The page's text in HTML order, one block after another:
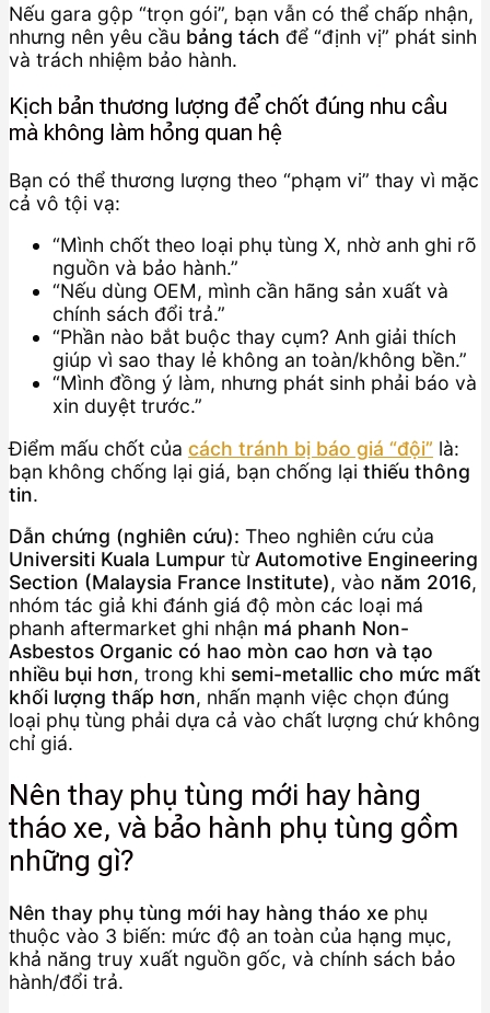
Nếu gara gộp “trọn gói”, bạn vẫn có thể chấp nhận,
nhưng nên yêu cầu bảng tách để “định vị” phát sinh
và trách nhiệm bảo hành.
Kịch bản thương lượng để chốt đúng nhu cầu
mà không làm hỏng quan hệ
Bạn có thể thương lượng theo “phạm vi” thay vì mặc
cả vô tội vạ:
“Mình chốt theo loại phụ tùng X, nhờ anh ghi rõ
nguồn và bảo hành.”
“Nếu dùng OEM, mình cần hãng sản xuất và
chính sách đổi trả.”
“Phần nào bắt buộc thay cụm? Anh giải thích
giúp vì sao thay lẻ không an toàn/không bền.”
“Mình đồng ý làm, nhưng phát sinh phải báo và
xin duyệt trước.”
Điểm mấu chốt của cách tránh bị báo giá “đội” là:
bạn không chống lại giá, bạn chống lại thiếu thông
tin.
Dẫn chứng (nghiên cứu): Theo nghiên cứu của
Universiti Kuala Lumpur từAutomotive Engineering
Section (Malaysia France Institute), vào năm 2016,
nhóm tác giả khi đánh giá độ mòn các loại má
phanh aftermarket ghi nhận má phanh Non-
Asbestos Organic có hao mòn cao hơn và tạo
nhiều bụi hơn, trong khi semi-metallic cho mức mất
khối lượng thấp hơn, nhấn mạnh việc chọn đúng
loại phụ tùng phải dựa cả vào chất lượng chứ không
chỉ giá.
Nên thay phụ tùng mới hay hàng
tháo xe, và bảo hành phụ tùng gồm
những gì?
Nên thay phụ tùng mới hay hàng tháo xe phụ
thuộc vào 3 biến: mức độ an toàn của hạng mục,
khả năng truy xuất nguồn gốc, và chính sách bảo
hành/đổi trả.